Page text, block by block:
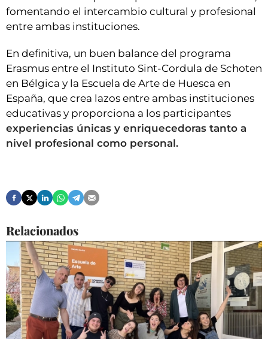
fomentando el intercambio cultural y profesional
entre ambas instituciones.
En definitiva, un buen balance del programa
Erasmus entre el Instituto Sint-Cordula de Schoten
en Bélgica y la Escuela de Arte de Huesca en
España, que crea lazos entre ambas instituciones
educativas y proporciona a los participantes
experiencias únicas y enriquecedoras tanto a
nivel profesional como personal.
Relacionados